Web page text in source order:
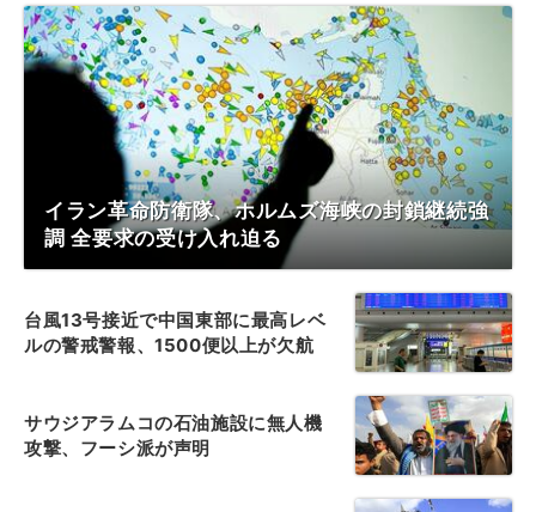
イラン革命防衛隊、ホルムズ海峡の封鎖継続強
調 全要求の受け入れ迫る
台風13号接近で中国東部に最高レベ
ルの警戒警報、1500便以上が欠航
サウジアラムコの石油施設に無人機
攻撃、フーシ派が声明